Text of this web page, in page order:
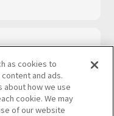
as cookies to
and ads.
how we use
cookie. We may
of our website